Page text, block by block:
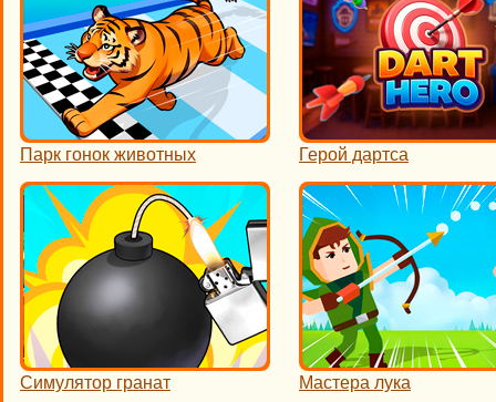
Парк гонок животных Герой дартса
Симулятор гранат Мастера лука